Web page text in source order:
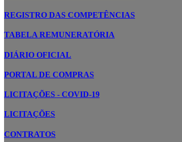
REGISTRO DAS COMPETÊNCIAS
TABELA REMUNERATÓRIA
DIÁRIO OFICIAL
PORTAL DE COMPRAS
LICITAÇÕES - COVID-19
LICITAÇÕES
CONTRATOS